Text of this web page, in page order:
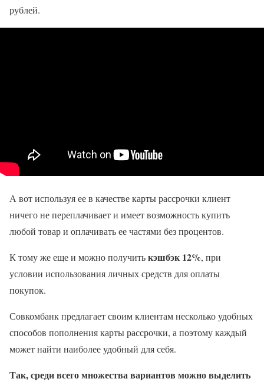
рублей.
А вот используя ее в качестве карты рассрочки клиент
ничего не переплачивает и имеет возможность купить
любой товар и оплачивать ее частями без процентов.
К тому же еще и можно получитькэшбэк 12%, при
условии использования личных средств для оплаты
покупок.
Совкомбанк предлагает своим клиентам несколько удобных
способов пополнения карты рассрочки, а поэтому каждый
может найти наиболее удобный для себя.
Так, среди всего множества вариантов можно выделить